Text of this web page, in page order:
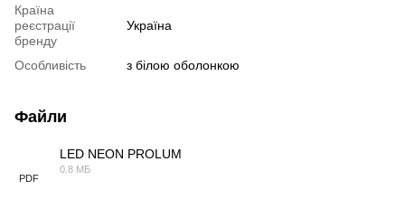
Країна
реєстрації
бренду
Україна
Особливість з білою оболонкою
Файли
PDF
LED NEON PROLUM
0.8 МБ